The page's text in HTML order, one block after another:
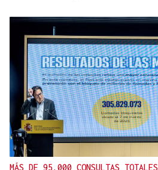
MÁS DE 95.000 CONSULTAS TOTALES